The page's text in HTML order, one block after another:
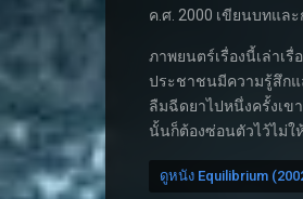
ค.ศ. 2000 เขียนบทและ
ภาพยนตร์เรื่องนี้เล่าเ
ประชาชนมีความรู้สึกแ
ลืมฉีดยาไปหนึ่งครั้งเข
นั้นก็ต้องซ่อนตัวไว้ไม่ใ
ดูหนัง Equilibrium